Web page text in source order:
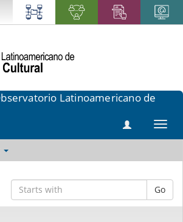
Latinoamericano de
Go